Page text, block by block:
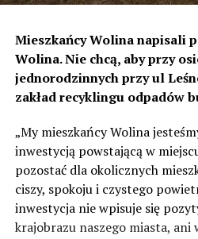
Mieszkańcy Wolina napisali
Wolina. Nie chcą, aby przy
jednorodzinnych przy ul
zakład recyklingu odpadów
„My mieszkańcy Wolina
inwestycją powstającą w
pozostać dla okolicznych
ciszy, spokoju i czystego
inwestycja nie wpisuje się
krajobrazu naszego miasta, ani